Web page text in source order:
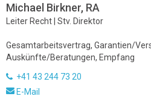
Michael Birkner, RA
Leiter Recht | Stv. Direktor
Gesamtarbeitsvertrag, Garantien/
Auskünfte/Beratungen, Empfang
+41 43 244 73 20
E-Mail